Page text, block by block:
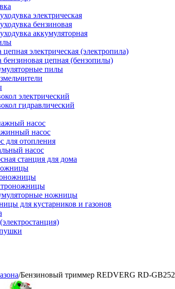
электрическая
бензиновая
аккумуляторная
электрическая (электропила)
бензиновая цепная (бензопилы)
пилы
электрический
гидравлический
насос
насос
для отопления
насос
станция для дома
ножницы
для кустарников и газонов
/Бензиновый триммер REDVERG RD-GB252